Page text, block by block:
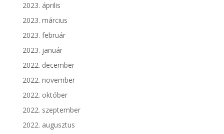
2023. április
2023. március
2023. február
2023. január
2022. december
2022. november
2022. október
2022. szeptember
2022. augusztus